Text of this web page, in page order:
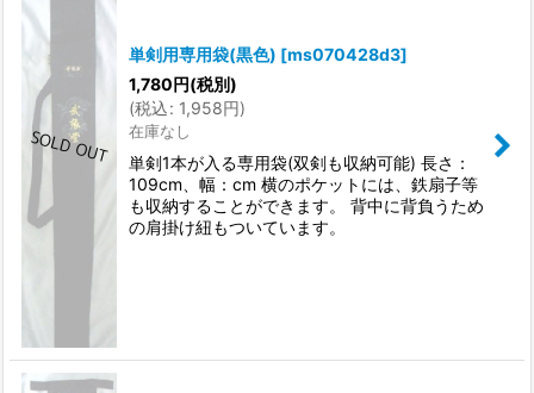
単剣用専用袋(黒色) [ms070428d3]
1,780円(税別)
(税込: 1,958円)
在庫なし
単剣1本が入る専用袋(双剣も収納可能) 長さ：
109cm、幅：cm 横のポケットには、鉄扇子等
も収納することができます。 背中に背負うため
の肩掛け紐もついています。